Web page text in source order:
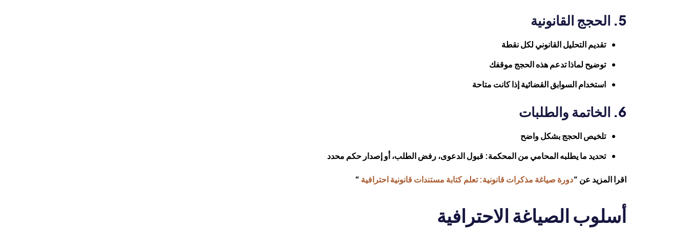
5. الحجج القانونية
تقديم التحليل القانوني لكل نقطة
توضيح لماذا تدعم هذه الحجج موقفك
استخدام السوابق القضائية إذا كانت متاحة
6. الخاتمة والطلبات
تلخيص الحجج بشكل واضح
تحديد ما يطلبه المحامي من المحكمة: قبول الدعوى، رفض الطلب، أو إصدار حكم محدد
اقرا المزيد عن “دورة صياغة مذكرات قانونية: تعلم كتابة مستندات قانونية احترافية “
أسلوب الصياغة الاحترافية